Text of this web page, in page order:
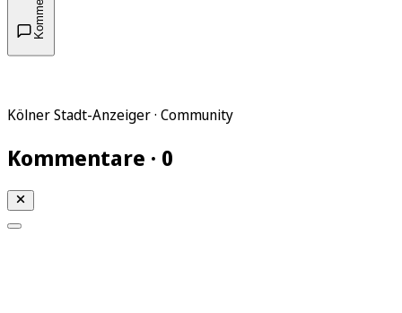
Kölner Stadt-Anzeiger · Community
Kommentare · 0